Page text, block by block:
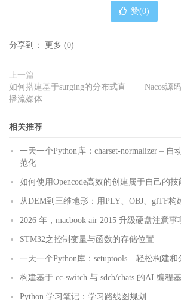
赞(0)
分享到： 更多 (0)
上一篇
如何搭建基于surging的分布式直
播流媒体
Nacos源
相关推荐
一天一个Python库：charset-normalizer – 自
范化
如何使用Opencode高效的创建属于自己的技
从DEM到三维地形：用PLY、OBJ、glTF构
2026 年，macbook air 2015 升级硬盘注意事
STM32之控制变量与函数的存储位置
一天一个Python库：setuptools – 轻松构建和
构建基于 cc-switch 与 sdcb/chats 的AI 编程
Python 学习笔记：学习路线图规划